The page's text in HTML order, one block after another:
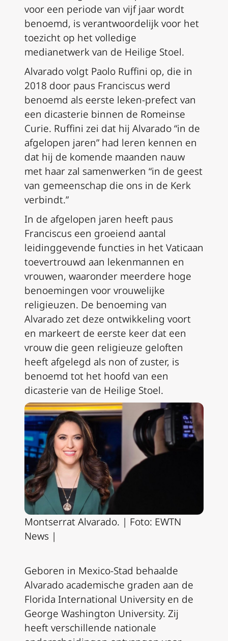
voor een periode van vijf jaar wordt
benoemd, is verantwoordelijk voor het
toezicht op het volledige
medianetwerk van de Heilige Stoel.
Alvarado volgt Paolo Ruffini op, die in
2018 door paus Franciscus werd
benoemd als eerste leken-prefect van
een dicasterie binnen de Romeinse
Curie. Ruffini zei dat hij Alvarado “in de
afgelopen jaren” had leren kennen en
dat hij de komende maanden nauw
met haar zal samenwerken “in de geest
van gemeenschap die ons in de Kerk
verbindt.”
In de afgelopen jaren heeft paus
Franciscus een groeiend aantal
leidinggevende functies in het Vaticaan
toevertrouwd aan lekenmannen en
vrouwen, waaronder meerdere hoge
benoemingen voor vrouwelijke
religieuzen. De benoeming van
Alvarado zet deze ontwikkeling voort
en markeert de eerste keer dat een
vrouw die geen religieuze geloften
heeft afgelegd als non of zuster, is
benoemd tot het hoofd van een
dicasterie van de Heilige Stoel.
Montserrat Alvarado. | Foto: EWTN
News |
Geboren in Mexico-Stad behaalde
Alvarado academische graden aan de
Florida International University en de
George Washington University. Zij
heeft verschillende nationale